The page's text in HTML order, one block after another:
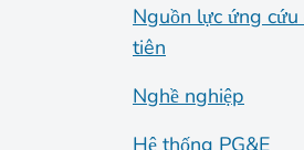
Nguồn lực ứng cứu
tiên
Nghề nghiệp
Hệ thống PG&E